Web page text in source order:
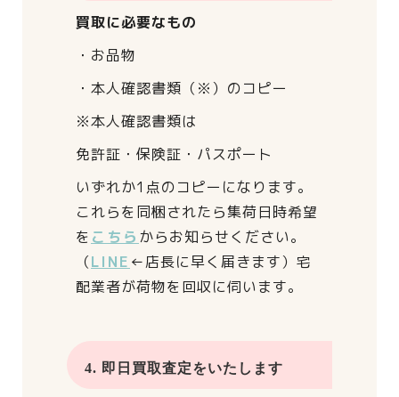
買取に必要なもの
・お品物
・本人確認書類（※）のコピー
※本人確認書類は
免許証・保険証・パスポート
いずれか1点のコピーになります。
これらを同梱されたら集荷日時希望
を こちら からお知らせください。
（LINE ←店長に早く届きます） 宅
配業者が荷物を回収に伺います。
4. 即日買取査定をいたします